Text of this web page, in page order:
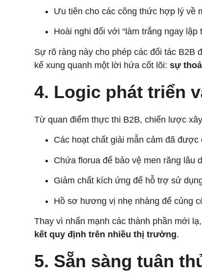
Ưu tiên cho các công thức hợp lý về
Hoài nghi đối với “làm trắng ngay
Sự rõ ràng này cho phép các đối tác B2B
kế xung quanh một lời hứa cốt lõi: sự
4. Logic phát triển
Từ quan điểm thực thi B2B, chiến lược
Các hoạt chất giải mẫn cảm đã
Chứa florua để bảo vệ men răng lâu
Giảm chất kích ứng để hỗ trợ sử
Hồ sơ hương vị nhẹ nhàng để củng
Thay vì nhấn mạnh các thành phần mới
kết quy định trên nhiều thị trường.
5. Sẵn sàng tuân